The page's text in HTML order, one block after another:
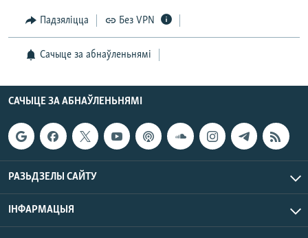
Падзяліцца Без VPN
Сачыце за абнаўленьнямі
САЧЫЦЕ ЗА АБНАЎЛЕНЬНЯМІ
РАЗЬДЗЕЛЫ САЙТУ
ІНФАРМАЦЫЯ